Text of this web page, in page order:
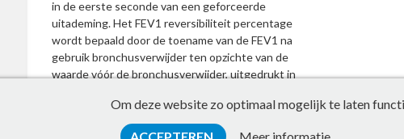
in de eerste seconde van een geforceerde
uitademing. Het FEV1 reversibiliteit percentage
wordt bepaald door de toename van de FEV1 na
gebruik bronchusverwijder ten opzichte van de
waarde vóór de bronchusverwijder, uitgedrukt in
bronchusverwijder. Leg de conclusie of er sprake is
van reversibiliteit vast met de bepaling FEV1
Om deze website zo optimaal mogelijk te laten